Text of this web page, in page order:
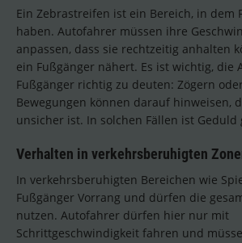
Ein Zebrastreifen ist ein Bereich, in dem
haben. Autofahrer müssen ihre
anpassen, dass sie rechtzeitig anhalten
ein Fußgänger nähert. Es ist wichtig, die
Fußgänger richtig zu deuten: Zögern
Bewegungen können darauf hinweisen,
unsicher ist. In solchen Fällen ist Geduld
Verhalten in verkehrsberuhigten
In verkehrsberuhigten Bereichen wie
Fußgänger Vorrang und dürfen die
nutzen. Autofahrer dürfen hier nur mit
Schrittgeschwindigkeit fahren und